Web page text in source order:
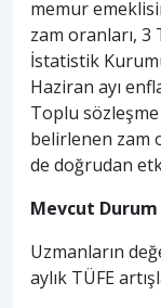
memur
zam oranları,
İstatistik
Haziran ayı
Toplu
belirlenen zam
de doğrudan
Mevcut
Uzmanların
aylık TÜFE